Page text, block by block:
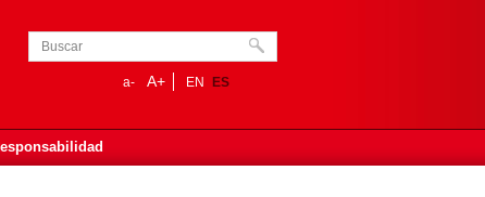
a- A+ EN ES